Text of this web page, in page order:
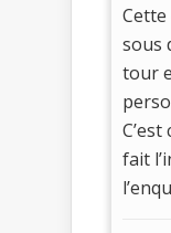
sous
tour
fait